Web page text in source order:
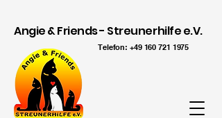
Angie & Friends - Streunerhilfe e.V.
Telefon:+49 160 721 1975